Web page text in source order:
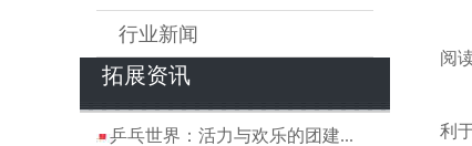
行业新闻
拓展资讯
乒乓世界：活力与欢乐的团建...
阅
很
利